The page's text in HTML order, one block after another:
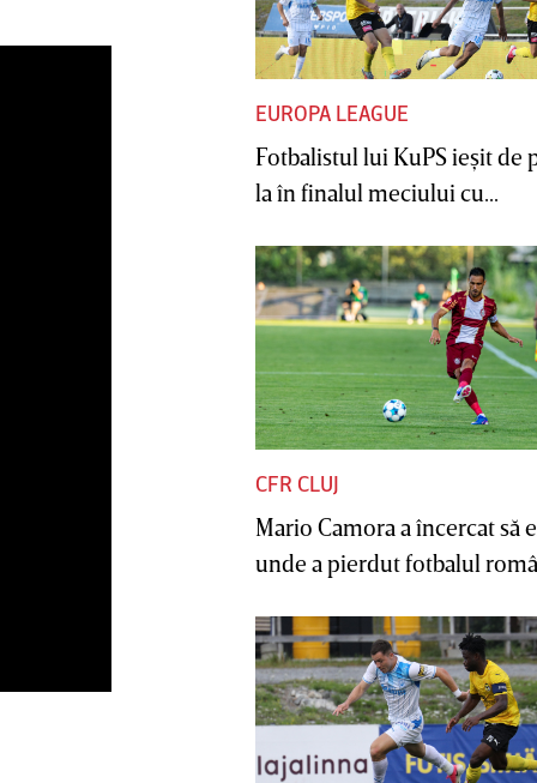
EUROPA LEAGUE
Fotbalistul lui KuPS ieşit de
la în finalul meciului cu...
CFR CLUJ
Mario Camora a încercat să
unde a pierdut fotbalul